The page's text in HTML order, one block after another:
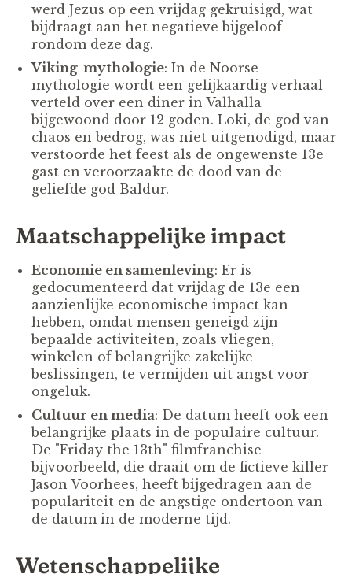
werd Jezus op een vrijdag gekruisigd, wat
bijdraagt aan het negatieve bijgeloof
rondom deze dag.
Viking-mythologie: In de Noorse
mythologie wordt een gelijkaardig verhaal
verteld over een diner in Valhalla
bijgewoond door 12 goden. Loki, de god van
chaos en bedrog, was niet uitgenodigd, maar
verstoorde het feest als de ongewenste 13e
gast en veroorzaakte de dood van de
geliefde god Baldur.
Maatschappelijke impact
Economie en samenleving: Er is
gedocumenteerd dat vrijdag de 13e een
aanzienlijke economische impact kan
hebben, omdat mensen geneigd zijn
bepaalde activiteiten, zoals vliegen,
winkelen of belangrijke zakelijke
beslissingen, te vermijden uit angst voor
ongeluk.
Cultuur en media: De datum heeft ook een
belangrijke plaats in de populaire cultuur.
De "Friday the 13th" filmfranchise
bijvoorbeeld, die draait om de fictieve killer
Jason Voorhees, heeft bijgedragen aan de
populariteit en de angstige ondertoon van
de datum in de moderne tijd.
Wetenschappelijke